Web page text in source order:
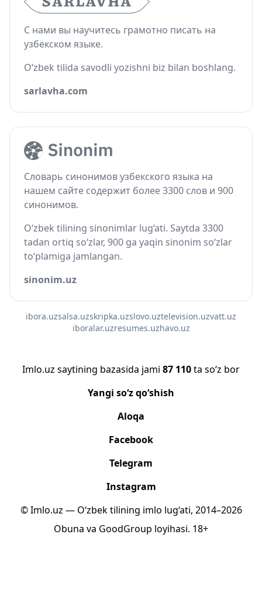
С нами вы научитесь грамотно писать на
узбекском языке.
O‘zbek tilida savodli yozishni biz bilan boshlang.
sarlavha.com
Словарь синонимов узбекского языка на
нашем сайте содержит более 3300 слов и 900
синонимов.
O‘zbek tilining sinonimlar lug‘ati. Saytda 3300
tadan ortiq so‘zlar, 900 ga yaqin sinonim so‘zlar
to‘plamiga jamlangan.
sinonim.uz
ibora.uzsalsa.uzskripka.uzslovo.uztelevision.uzvatt.uz
iboralar.uzresumes.uzhavo.uz
Imlo.uz saytining bazasida jami 87 110ta so‘z bor
Yangi so‘z qo‘shish
Aloqa
Facebook
Telegram
Instagram
© Imlo.uz — O‘zbek tilining imlo lug‘ati, 2014–2026
Obuna va GoodGroup loyihasi. 18+